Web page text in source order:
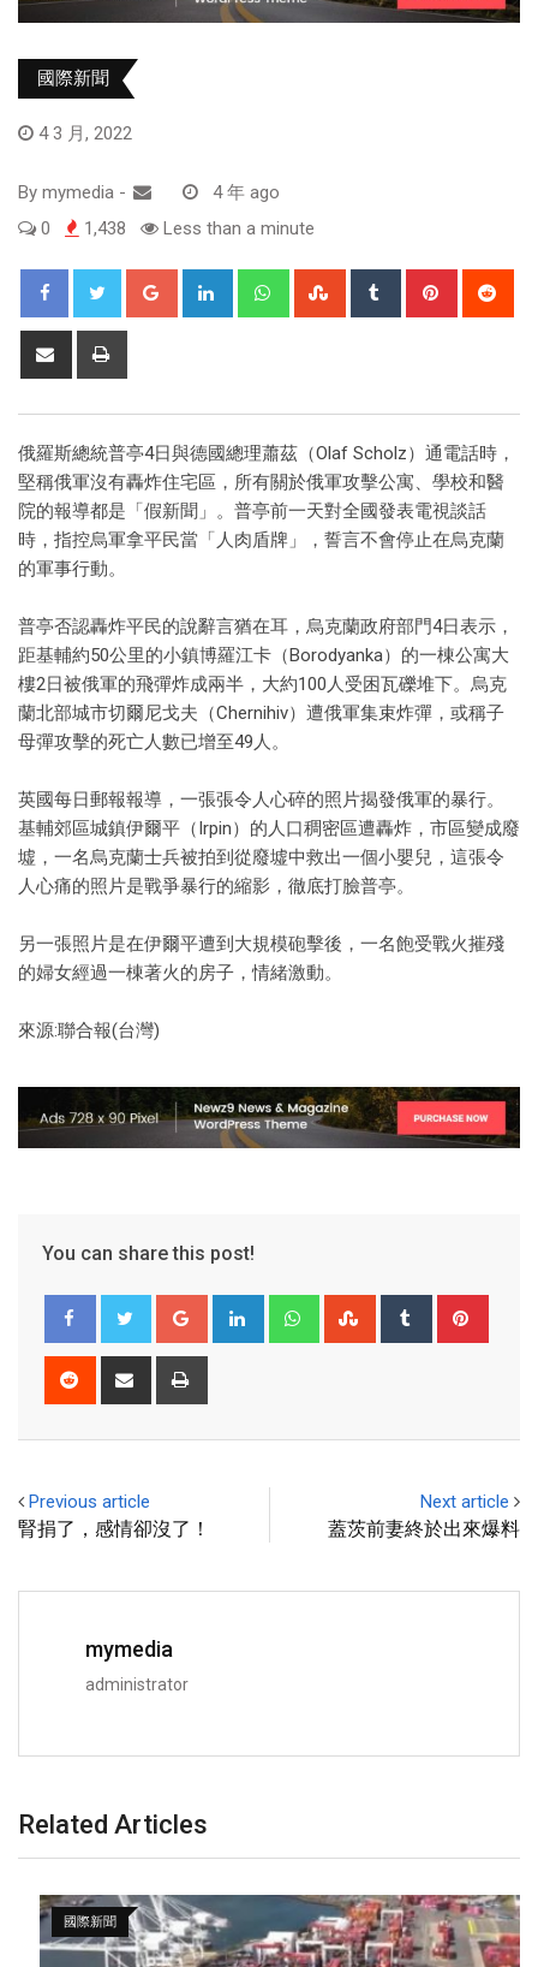
國際新聞
4 3 月, 2022
By mymedia -
4 年 ago
0
1,438 Less than a minute
俄羅斯總統普亭4日與德國總理蕭茲（Olaf Scholz）通電話時，
堅稱俄軍沒有轟炸住宅區，所有關於俄軍攻擊公寓、學校和醫
院的報導都是「假新聞」。普亭前一天對全國發表電視談話
時，指控烏軍拿平民當「人肉盾牌」，誓言不會停止在烏克蘭
的軍事行動。
普亭否認轟炸平民的說辭言猶在耳，烏克蘭政府部門4日表示，
距基輔約50公里的小鎮博羅江卡（Borodyanka）的一棟公寓大
樓2日被俄軍的飛彈炸成兩半，大約100人受困瓦礫堆下。烏克
蘭北部城市切爾尼戈夫（Chernihiv）遭俄軍集束炸彈，或稱子
母彈攻擊的死亡人數已增至49人。
英國每日郵報報導，一張張令人心碎的照片揭發俄軍的暴行。
基輔郊區城鎮伊爾平（Irpin）的人口稠密區遭轟炸，市區變成廢
墟，一名烏克蘭士兵被拍到從廢墟中救出一個小嬰兒，這張令
人心痛的照片是戰爭暴行的縮影，徹底打臉普亭。
另一張照片是在伊爾平遭到大規模砲擊後，一名飽受戰火摧殘
的婦女經過一棟著火的房子，情緒激動。
來源:聯合報(台灣)
You can share this post!
Previous article
腎捐了，感情卻沒了！
Next article
蓋茨前妻終於出來爆料
mymedia
administrator
Related Articles
國際新聞